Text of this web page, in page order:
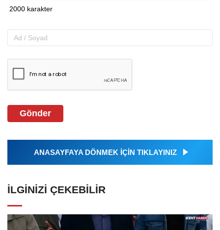
Gönder
ANASAYFAYA DÖNMEK İÇİN TIKLAYINIZ
İLGINIZI ÇEKEBILIR